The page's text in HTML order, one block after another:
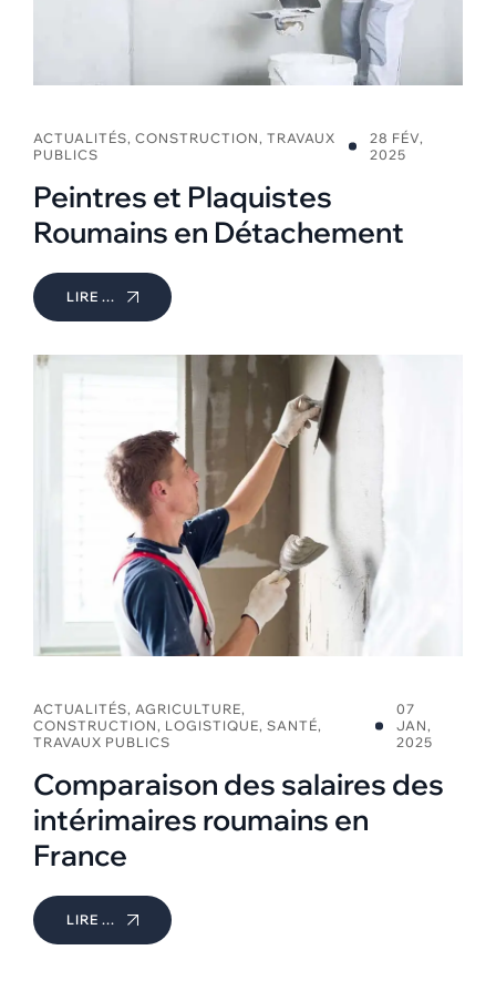
ACTUALITÉS, CONSTRUCTION, TRAVAUX
PUBLICS
28 FÉV,
2025
Peintres et Plaquistes
Roumains en Détachement
LIRE ...
ACTUALITÉS, AGRICULTURE,
CONSTRUCTION, LOGISTIQUE, SANTÉ,
TRAVAUX PUBLICS
07
JAN,
2025
Comparaison des salaires des
intérimaires roumains en
France
LIRE ...